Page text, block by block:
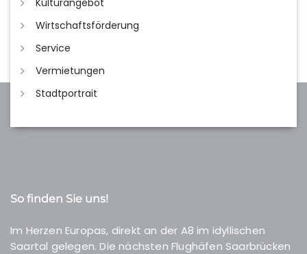
Kulturangebot
Wirtschaftsförderung
Service
Vermietungen
Stadtportrait
So finden Sie uns!
Im Herzen Europas, direkt an der A8 im idyllischen
Saartal gelegen. Die nächsten Flughäfen Saarbrücken